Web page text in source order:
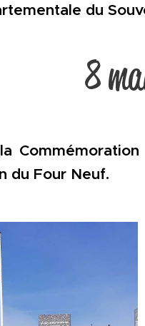
du
8
du Four Neuf.